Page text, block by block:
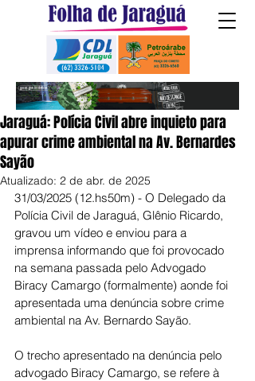
Jaraguá: Polícia Civil abre inquieto para
apurar crime ambiental na Av. Bernardes
Sayão
Atualizado: 2 de abr. de 2025
31/03/2025 (12.hs50m) - O Delegado da
Polícia Civil de Jaraguá, Glênio Ricardo,
gravou um vídeo e enviou para a
imprensa informando que foi provocado
na semana passada pelo Advogado
Biracy Camargo (formalmente) aonde foi
apresentada uma denúncia sobre crime
ambiental na Av. Bernardo Sayão.
O trecho apresentado na denúncia pelo
advogado Biracy Camargo, se refere à